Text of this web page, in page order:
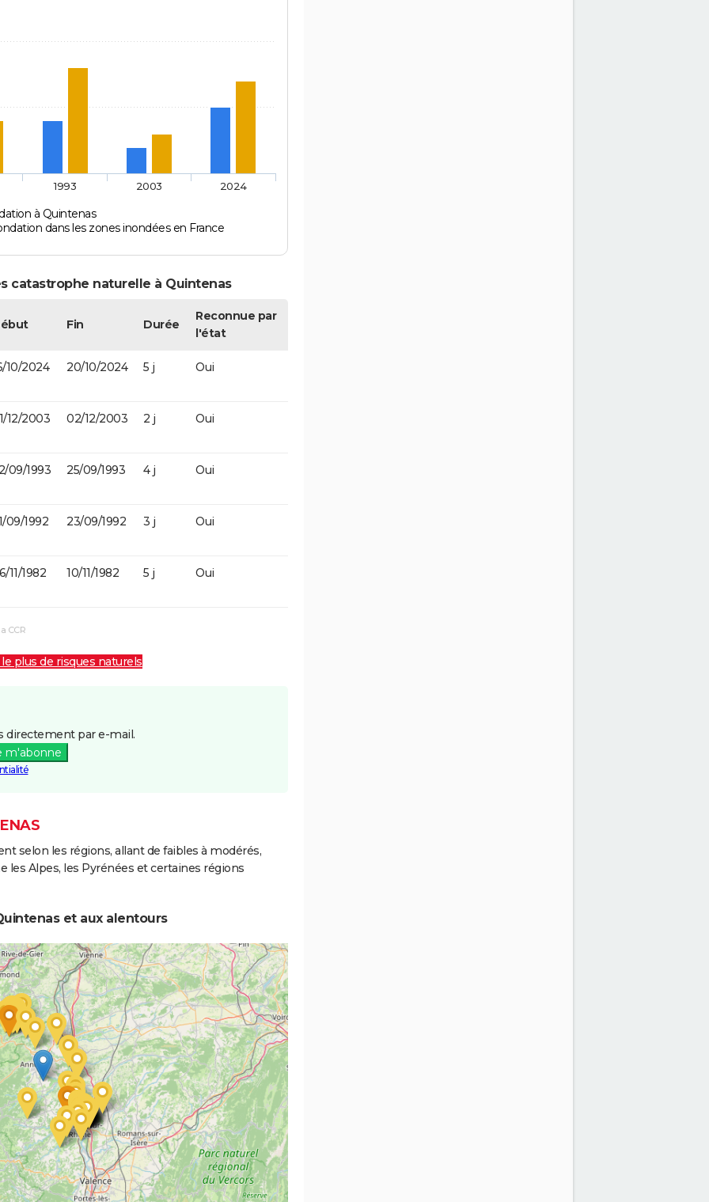
à Quintenas
dans les zones inondées en France
1993 2003 2024
catastrophe naturelle à Quintenas
Fin Durée
Reconnue par
l'état
10/2024 20/10/2024 5 j Oui
12/2003 02/12/2003 2 j Oui
09/1993 25/09/1993 4 j Oui
09/1992 23/09/1992 3 j Oui
11/1982 10/11/1982 5 j Oui
CCR
plus de risques naturels
directement par e-mail.
m'abonne
selon les régions, allant de faibles à modérés,
les Alpes, les Pyrénées et certaines régions
et aux alentours